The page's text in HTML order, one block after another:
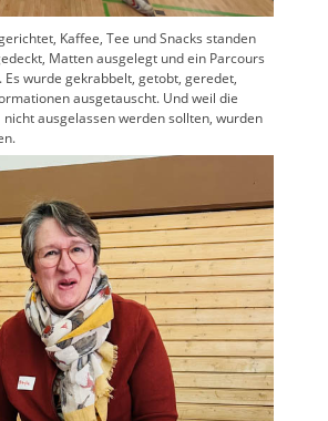
Kaffee, Tee und Snacks standen
Matten ausgelegt und ein Parcours
wurde gekrabbelt, getobt, geredet,
ausgetauscht. Und weil die
nicht ausgelassen werden sollten, wurden